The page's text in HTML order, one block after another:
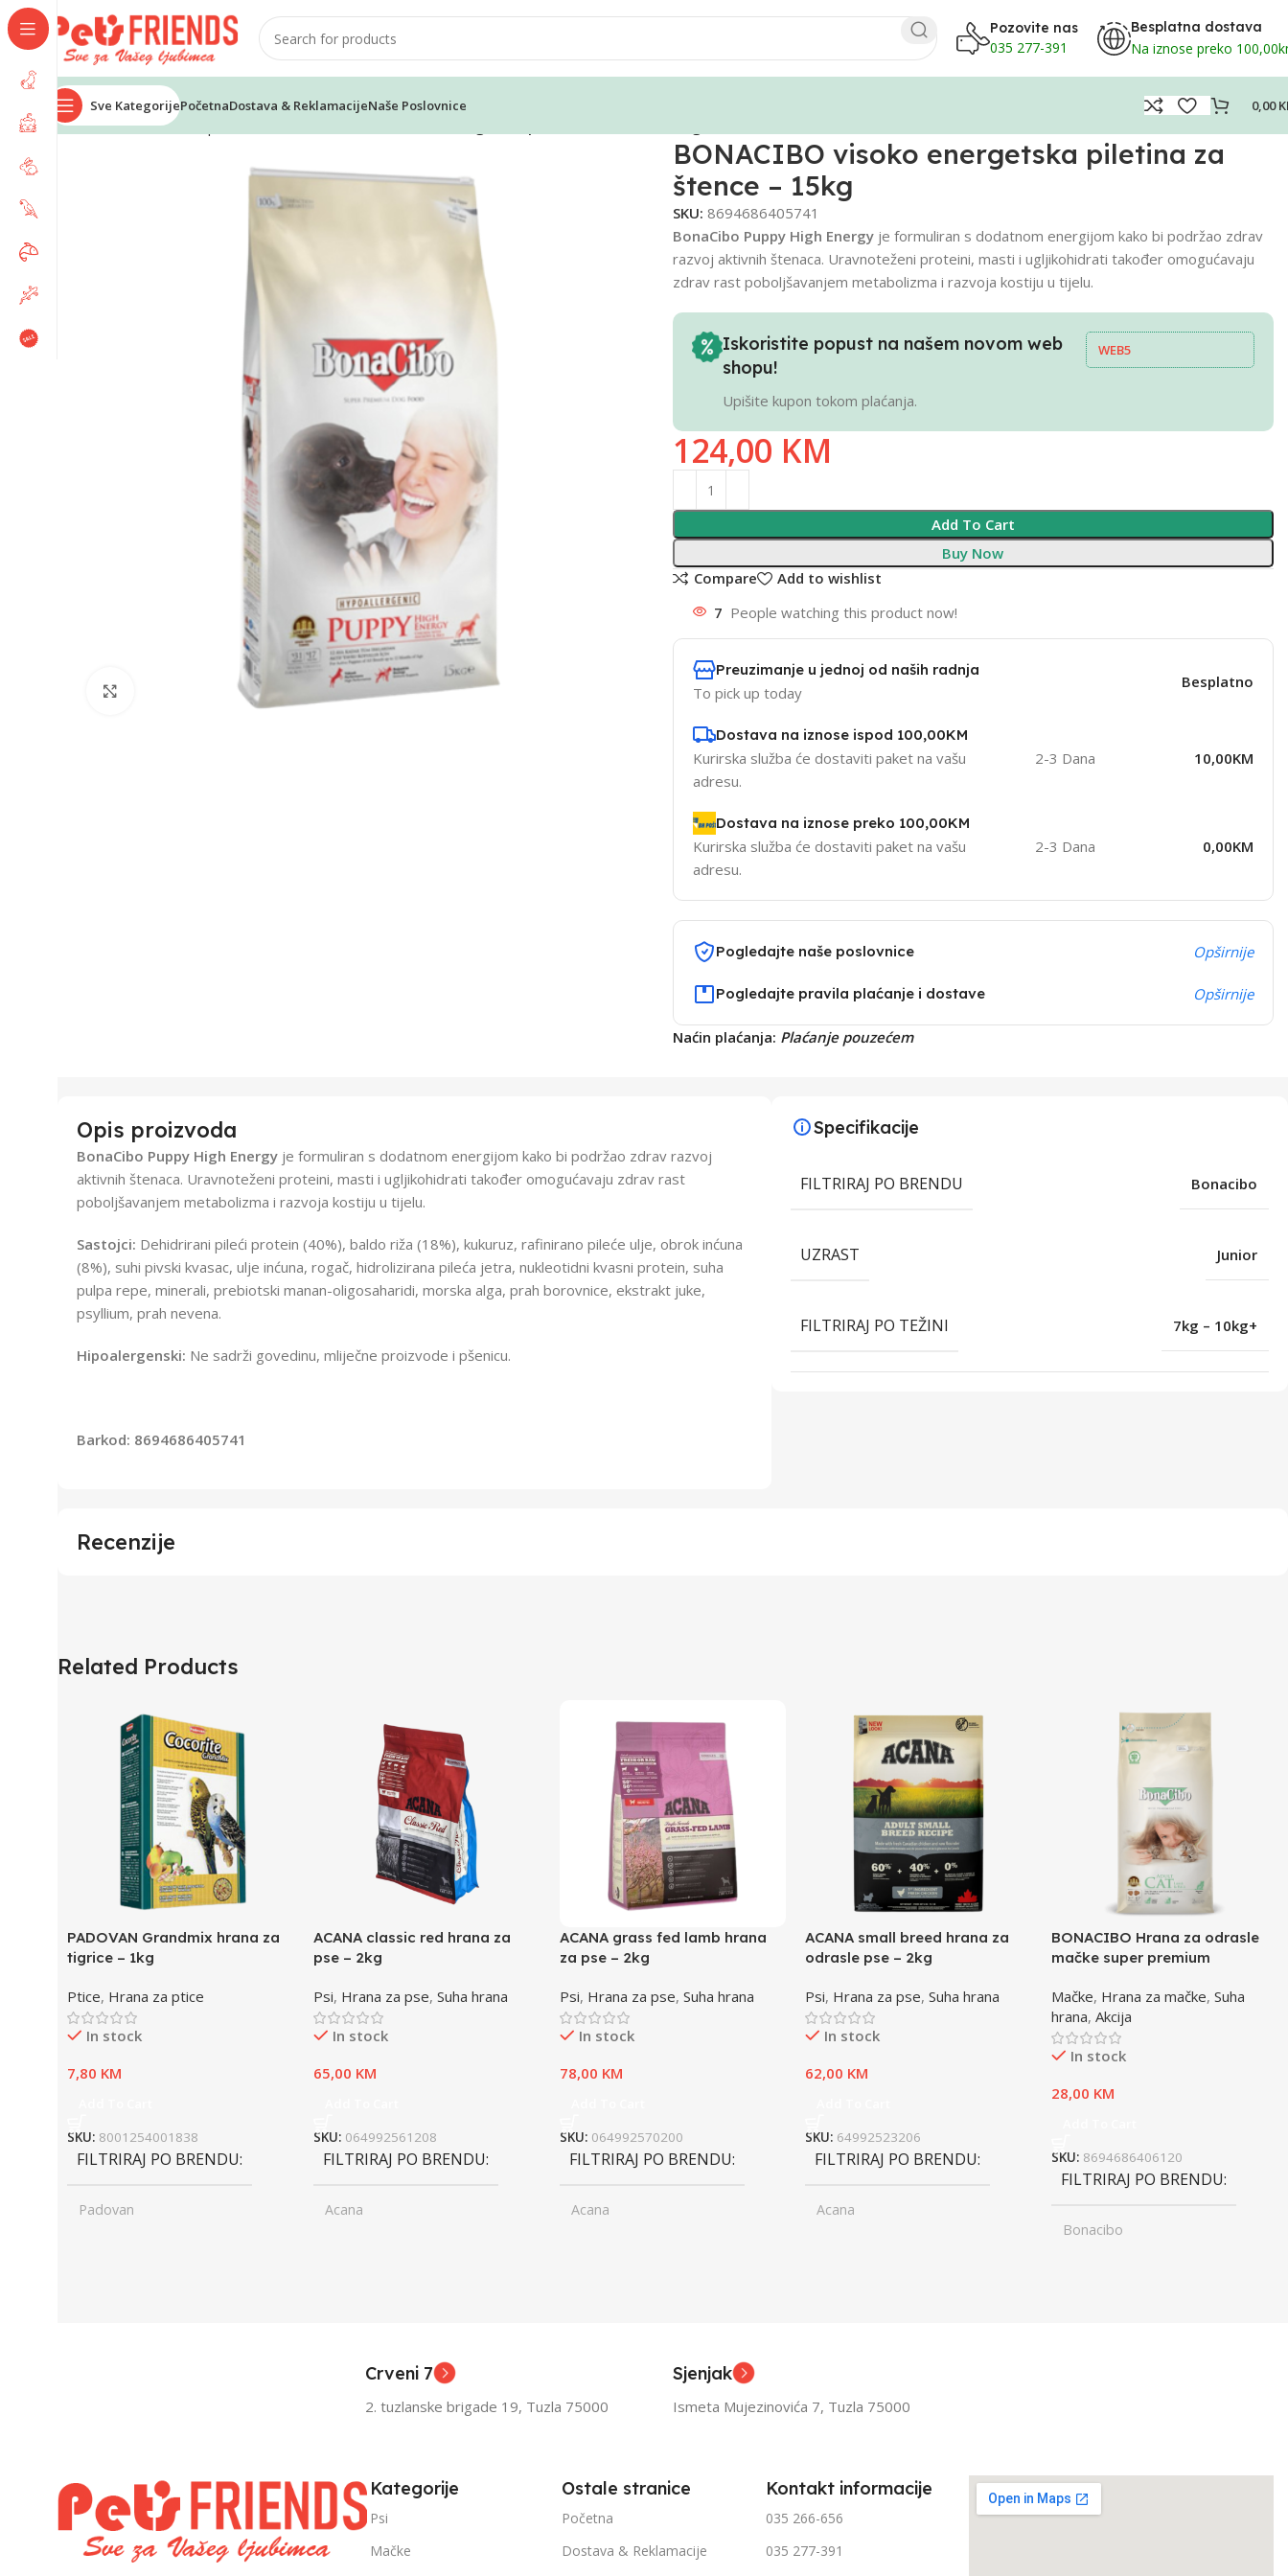
Pozovite nas
035 277-391
Besplatna dostava
Na iznose preko
Sve KategorijePočetnaDostava & ReklamacijeNaše Poslovnice 0,00
Home Psi Hrana za pse
Click to enlarge
BONACIBO visoko energetska piletina za
štence – 15kg
SKU: 8694686405741
BonaCibo Puppy High Energyje formuliran s dodatnom energijom kako bi podržao zdrav
razvoj aktivnih štenaca. Uravnoteženi proteini, masti i ugljikohidrati također omogućavaju
zdrav rast poboljšavanjem metabolizma i razvoja kostiju u tijelu.
Iskoristite popust na našem novom web
shopu!
Upišite kupon tokom plaćanja.
WEB5
124,00 KM
Add To Cart
Buy Now
Compare
Add to wishlist
7 People watching this product now!
Preuzimanje u jednoj od naših radnja
To pick up today
Besplatno
Dostava na iznose ispod 100,00KM
Kurirska služba će dostaviti paket na vašu
adresu.
2-3 Dana 10,00KM
Dostava na iznose preko 100,00KM
Kurirska služba će dostaviti paket na vašu
adresu.
2-3 Dana 0,00KM
Pogledajte naše poslovnice Opširnije
Pogledajte pravila plaćanje i dostave Opširnije
Naćin plaćanja: Plaćanje pouzećem
Opis proizvoda
BonaCibo Puppy High Energy je formuliran s dodatnom energijom kako bi podržao zdrav razvoj
aktivnih štenaca. Uravnoteženi proteini, masti i ugljikohidrati također omogućavaju zdrav rast
poboljšavanjem metabolizma i razvoja kostiju u tijelu.
Sastojci: Dehidrirani pileći protein (40%), baldo riža (18%), kukuruz, rafinirano pileće ulje, obrok inćuna
(8%), suhi pivski kvasac, ulje inćuna, rogač, hidrolizirana pileća jetra, nukleotidni kvasni protein, suha
pulpa repe, minerali, prebiotski manan-oligosaharidi, morska alga, prah borovnice, ekstrakt juke,
psyllium, prah nevena.
Hipoalergenski: Ne sadrži govedinu, mliječne proizvode i pšenicu.
Barkod: 8694686405741
Specifikacije
FILTRIRAJ PO BRENDU Bonacibo
UZRAST Junior
FILTRIRAJ PO TEŽINI 7kg – 10kg+
Recenzije
Related Products
PADOVAN Grandmix hrana za
tigrice – 1kg
Ptice, Hrana za ptice
In stock
7,80 KM
SKU: 8001254001838
FILTRIRAJ PO BRENDU
Padovan
ACANA classic red hrana za
pse – 2kg
Psi, Hrana za pse, Suha hrana
In stock
65,00 KM
SKU: 064992561208
FILTRIRAJ PO BRENDU
Acana
FILTRIRAJ PO TEŽINI
ACANA grass fed lamb hrana
za pse – 2kg
Psi, Hrana za pse, Suha hrana
In stock
78,00 KM
SKU: 064992570200
FILTRIRAJ PO BRENDU
Acana
FILTRIRAJ PO TEŽINI
ACANA small breed hrana za
odrasle pse – 2kg
Psi, Hrana za pse,Suha hrana
In stock
62,00 KM
SKU: 64992523206
FILTRIRAJ PO BRENDU
Acana
BONACIBO Hrana za odrasle
mačke super premium
Mačke, Hrana za mačke,Suha
hrana,Akcija
In stock
28,00 KM
SKU: 8694686406120
FILTRIRAJ PO BRENDU
Bonacibo
Crveni 7
2. tuzlanske brigade 19, Tuzla 75000
Sjenjak
Ismeta Mujezinovića 7, Tuzla 75000
Kategorije
Psi
Mačke
Ostale stranice
Početna
Dostava & Reklamacije
Kontakt informacije
035 266-656
035 277-391